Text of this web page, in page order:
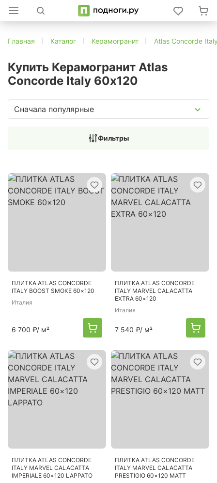
Главная Каталог Керамогранит Atlas Concorde
Купить Керамогранит Atlas
Concorde Italy 60x120
Сначала популярные
Фильтры
ПЛИТКА ATLAS CONCORDE
ITALY BOOST SMOKE 60×120
Италия
6 700 ₽/ м²
ПЛИТКА ATLAS CONCORDE
ITALY MARVEL CALACATTA
EХTRA 60×120
Италия
7 540 ₽/ м²
ПЛИТКА ATLAS CONCORDE
ITALY MARVEL CALACATTA
IMPERIALE 60×120 LAPPATO
ПЛИТКА ATLAS CONCORDE
ITALY MARVEL CALACATTA
PRESTIGIO 60×120 MATT